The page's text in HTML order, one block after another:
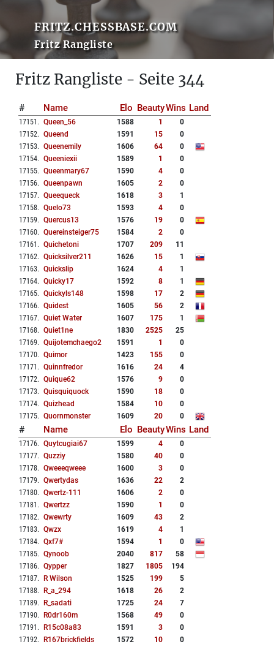
FRITZ.CHESSBASE.COM
Fritz Rangliste
Fritz Rangliste - Seite 344
# Name Elo BeautyWins Land
17151 . Queen_56 1588 1
0
17152. Queend 1591 15
0
17153. Queenemily 1606 64
0
17154. Queeniexii 1589 1
0
17155. Queenmary67 1590 4
0
17156. Queenpawn 1605 2
0
17157. Queequeck 1618 3
1
17158. Quelo73 1593 4
0
17159. Quercus13 1576 19
0
17160. Quereinsteiger75 1584 2
0
17161 . Quichetoni 1707 209
11
17162. Quicksilver211 1626 15
1
17163. Quickslip 1624 4
1
17164. Quicky17 1592 8
1
17165. Quickyls148 1598 17
2
17166. Quidest 1605 56
2
17167. Quiet Water 1607 175
1
17168. Quiet1ne 1830 2525
25
17169. Quijotemchaego2 1591 1
0
17170. Quimor 1423 155
0
17171 . Quinnfredor 1616 24
4
17172. Quique62 1576 9
0
17173. Quisquiquock 1590 18
0
17174. Quizhead 1584 10
0
17175. Quornmonster 1609 20 0
# Name Elo BeautyWins Land
17176. Quytcugiai67 1599 4
0
17177. Quzziy 1580 40
0
17178. Qweeeqweee 1600 3
0
17179. Qwertydas 1636 22
2
17180. Qwertz-111 1606 2
0
17181 . Qwertzz 1590 1
0
17182. Qwewrty 1609 43
2
17183. Qwzx 1619 4
1
17184. Qxf7# 1594 1
0
17185. Qynoob 2040 817
58
17186. Qypper 1827 1805
194
17187. R Wilson 1525 199
5
17188. R_a_294 1618 26
2
17189. R_sadati 1725 24
7
17190. R0dr160m 1568 49
0
17191 . R15c08a83 1591 3
0
17192. R167brickfields 1572 10
0